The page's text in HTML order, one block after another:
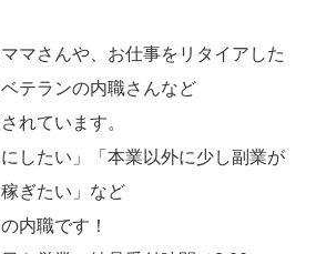
マさんや、お仕事をリタイアした
テランの内職さんなど
れています。
したい」「本業以外に少し副業が
ぎたい」など
内職です！